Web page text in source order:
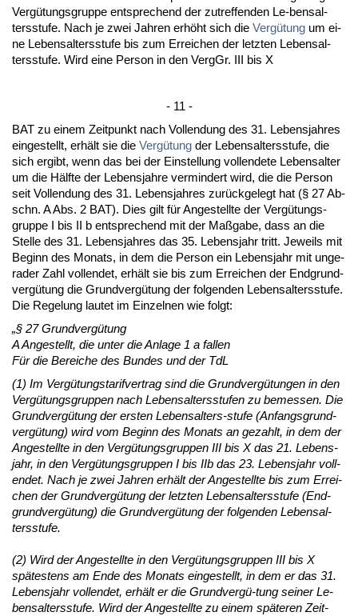
Vergütungs­grup­pe ent­spre­chend der zu­tref­fen­den Le-bens­al­
ters­stu­fe. Nach je zwei Jah­ren erhöht sich die Vergütung um ei­
ne Le­bens­al­ters­stu­fe bis zum Er­rei­chen der letz­ten Le­bens­al­
ters­stu­fe. Wird ei­ne Per­son in den VergGr. III bis X
- 11 -
BAT zu ei­nem Zeit­punkt nach Voll­endung des 31. Le­bens­jah­res
ein­ge­stellt, erhält sie die Vergütung der Le­bens­al­ters­stu­fe, die
sich er­gibt, wenn das bei der Ein­stel­lung voll­ende­te Le­bens­al­ter
um die Hälf­te der Le­bens­jah­re ver­min­dert wird, die die Per­son
seit Voll­endung des 31. Le­bens­jah­res zurück­ge­legt hat (§ 27 Ab­
schn. A Abs. 2 BAT). Dies gilt für An­ge­stell­te der Vergütungs­
grup­pe I bis II b ent­spre­chend mit der Maßga­be, dass an die
Stel­le des 31. Le­bens­jah­res das 35. Le­bens­jahr tritt. Je­weils mit
Be­ginn des Mo­nats, in dem die Per­son ein Le­bens­jahr mit un­ge­
ra­der Zahl voll­endet, erhält sie bis zum Er­rei­chen der End­grund­
vergütung die Grund­vergütung der fol­gen­den Le­bens­al­ters­stu­fe.
Die Re­ge­lung lau­tet im Ein­zel­nen wie folgt:
„§ 27 Grund­vergütung
A An­ge­stellt, die un­ter die An­la­ge 1 a fal­len
Für die Be­rei­che des Bun­des und der TdL
(1) Im Vergütungs­ta­rif­ver­trag sind die Grund­vergütun­gen in den
Vergütungs­grup­pen nach Le­bens­al­ters­stu­fen zu be­mes­sen. Die
Grund­vergütung der ers­ten Le­bens­al­ters-stu­fe (An­fangs­grund­
vergütung) wird vom Be­ginn des Mo­nats an ge­zahlt, in dem der
An­ge­stell­te in den Vergütungs­grup­pen III bis X das 21. Le­bens­
jahr, in den Vergütungs­grup­pen I bis IIb das 23. Le­bens­jahr voll­
endet. Nach je zwei Jah­ren erhält der An­ge­stell­te bis zum Er­rei­
chen der Grund­vergütung der letz­ten Le­bens­al­ters­stu­fe (End-
grund­vergütung) die Grund­vergütung der fol­gen­den Le­bens­al­
ters­stu­fe.
(2) Wird der An­ge­stell­te in den Vergütungs­grup­pen III bis X
spätes­tens am En­de des Mo­nats ein­ge­stellt, in dem er das 31.
Le­bens­jahr voll­endet, erhält er die Grund­vergü-tung sei­ner Le­
bens­al­ters­stu­fe. Wird der An­ge­stell­te zu ei­nem späte­ren Zeit­